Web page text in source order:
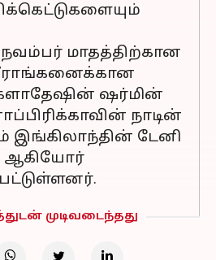
மாதத்திற்கான
வீராங்கனைக்கான
ஷர்மின்
நாடின்
இங்கிலாந்தின் டேனி
ஆகியோர்
முடிவடைந்தது